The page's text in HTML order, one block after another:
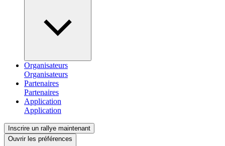
Organisateurs
Partenaires
Application
Inscrire un rallye maintenant
Ouvrir les préférences